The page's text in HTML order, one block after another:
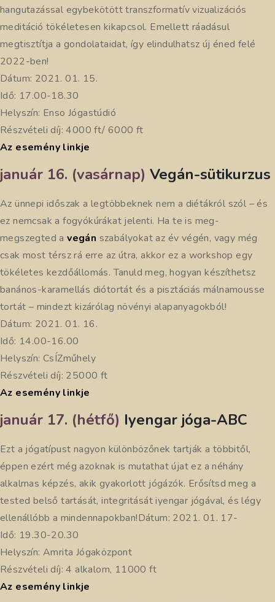
hangutazással egybekötött transzformatív vizualizációs
meditáció tökéletesen kikapcsol. Emellett ráadásul
megtisztítja a gondolataidat, így elindulhatsz új éned felé
2022-ben!
Dátum: 2021. 01. 15.
Idő: 17.00-18.30
Helyszín: Enso Jógastúdió
Részvételi díj: 4000 ft/ 6000 ft
Az esemény linkje
január 16. (vasárnap) Vegán-sütikurzus
Az ünnepi időszak a legtöbbeknek nem a diétákról szól – és
ez nemcsak a fogyókúrákat jelenti. Ha te is meg-
megszegted avegán szabályokat az év végén, vagy még
csak most térsz rá erre az útra, akkor ez a workshop egy
tökéletes kezdőállomás. Tanuld meg, hogyan készíthetsz
banános-karamellás diótortát és a pisztáciás málnamousse
tortát – mindezt kizárólag növényi alapanyagokból!
Dátum: 2021. 01. 16.
Idő: 14.00-16.00
Helyszín: CsÍZműhely
Részvételi díj: 25000 ft
Az esemény linkje
január 17. (hétfő) Iyengar jóga-ABC
Ezt a jógatípust nagyon különbözőnek tartják a többitől,
éppen ezért még azoknak is mutathat újat ez a néhány
alkalmas képzés, akik gyakorlott jógázók. Erősítsd meg a
tested belső tartását, integritását iyengar jógával, és légy
ellenállóbb a mindennapokban!Dátum: 2021. 01. 17-
Idő: 19.30-20.30
Helyszín: Amrita Jógaközpont
Részvételi díj: 4 alkalom, 11000 ft
Az esemény linkje